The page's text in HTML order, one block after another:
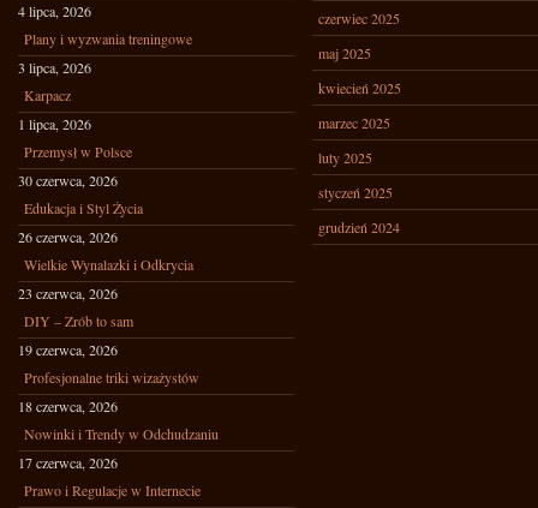
4 lipca, 2026
Plany i wyzwania treningowe
3 lipca, 2026
Karpacz
1 lipca, 2026
Przemysł w Polsce
30 czerwca, 2026
Edukacja i Styl Życia
26 czerwca, 2026
Wielkie Wynalazki i Odkrycia
23 czerwca, 2026
DIY – Zrób to sam
19 czerwca, 2026
Profesjonalne triki wizażystów
18 czerwca, 2026
Nowinki i Trendy w Odchudzaniu
17 czerwca, 2026
Prawo i Regulacje w Internecie
czerwiec 2025
maj 2025
kwiecień 2025
marzec 2025
luty 2025
styczeń 2025
grudzień 2024